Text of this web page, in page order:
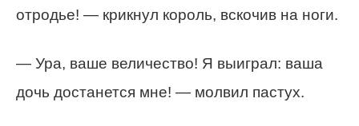
отродье! — крикнул король, вскочив на ноги.
— Ура, ваше величество! Я выиграл: ваша
дочь достанется мне! — молвил пастух.